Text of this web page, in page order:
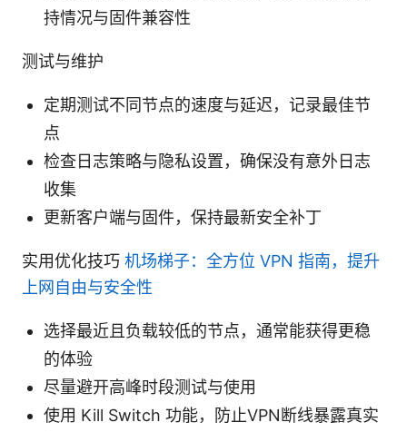
持情况与固件兼容性
测试与维护
定期测试不同节点的速度与延迟，记录最佳节
点
检查日志策略与隐私设置，确保没有意外日志
收集
更新客户端与固件，保持最新安全补丁
实用优化技巧 机场梯子：全方位 VPN 指南，提升
上网自由与安全性
选择最近且负载较低的节点，通常能获得更稳
的体验
尽量避开高峰时段测试与使用
使用 Kill Switch 功能，防止VPN断线暴露真实